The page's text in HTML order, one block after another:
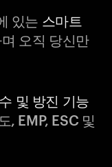
있는 스마트
오직 당신만
및 방진 기능
, EMP, ESC 및